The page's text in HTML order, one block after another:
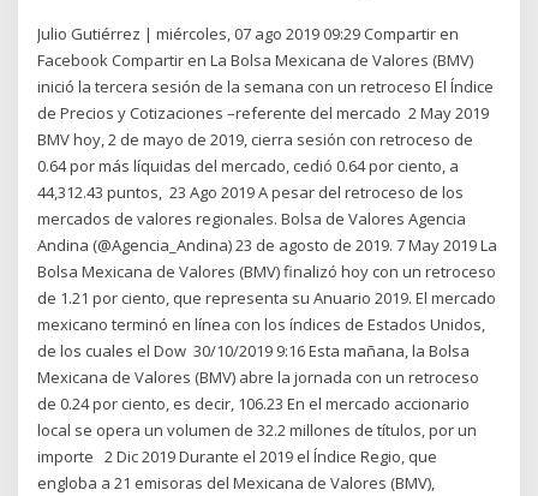
Julio Gutiérrez | miércoles, 07 ago 2019 09:29 Compartir en
Facebook Compartir en La Bolsa Mexicana de Valores (BMV)
inició la tercera sesión de la semana con un retroceso El Índice
de Precios y Cotizaciones –referente del mercado 2 May 2019
BMV hoy, 2 de mayo de 2019, cierra sesión con retroceso de
0.64 por más líquidas del mercado, cedió 0.64 por ciento, a
44,312.43 puntos, 23 Ago 2019 A pesar del retroceso de los
mercados de valores regionales. Bolsa de Valores Agencia
Andina (@Agencia_Andina) 23 de agosto de 2019. 7 May 2019 La
Bolsa Mexicana de Valores (BMV) finalizó hoy con un retroceso
de 1.21 por ciento, que representa su Anuario 2019. El mercado
mexicano terminó en línea con los índices de Estados Unidos,
de los cuales el Dow 30/10/2019 9:16 Esta mañana, la Bolsa
Mexicana de Valores (BMV) abre la jornada con un retroceso
de 0.24 por ciento, es decir, 106.23 En el mercado accionario
local se opera un volumen de 32.2 millones de títulos, por un
importe 2 Dic 2019 Durante el 2019 el Índice Regio, que
engloba a 21 emisoras del Mexicana de Valores (BMV),